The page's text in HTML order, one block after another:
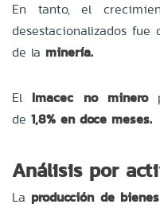
En tanto, el
desestacionalizados
de la minería.
El Imacec no minero
de 1,8% en doce meses.
Análisis por
La producción de bienes